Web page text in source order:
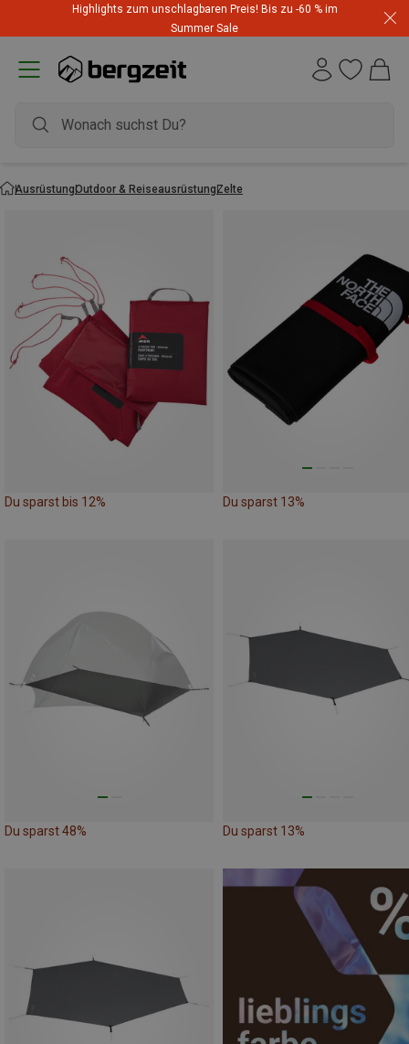
Highlights zum unschlagbaren Preis! Bis zu -60 % im
Summer Sale
AusrüstungOutdoor & ReiseausrüstungZelte
Du sparst bis 12% Du sparst 13%
Du sparst 48% Du sparst 13%